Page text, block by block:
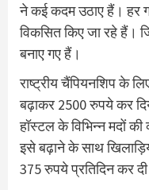
ने कई कदम उठाए हैं। हर
विकसित किए जा रहे हैं।
बनाए गए हैं।
राष्ट्रीय चैंपियनशिप के
बढ़ाकर 2500 रुपये कर
हॉस्टल के विभिन्न मदों की
इसे बढ़ाने के साथ
375 रुपये प्रतिदिन कर